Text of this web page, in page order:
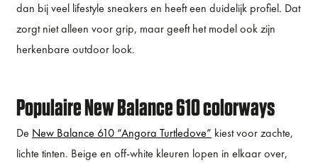
dan bij veel lifestyle sneakers en heeft een duidelijk profiel. Dat
zorgt niet alleen voor grip, maar geeft het model ook zijn
herkenbare outdoor look.
Populaire New Balance 610 colorways
De New Balance 610 “Angora Turtledove” kiest voor zachte,
lichte tinten. Beige en off-white kleuren lopen in elkaar over,